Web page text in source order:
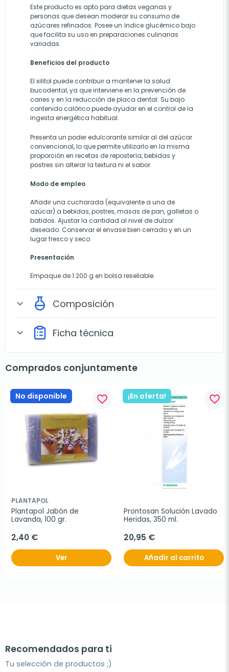
Este producto es apto para dietas veganas y
personas que desean moderar su consumo de
azúcares refinados. Posee un índice glucémico bajo
que facilita su uso en preparaciones culinarias
variadas.
Beneficios del producto
El xilitol puede contribuir a mantener la salud
bucodental, ya que interviene en la prevención de
caries y en la reducción de placa dental. Su bajo
contenido calórico puede ayudar en el control de la
ingesta energética habitual.
Presenta un poder edulcorante similar al del azúcar
convencional, lo que permite utilizarlo en la misma
proporción en recetas de repostería, bebidas y
postres sin alterar la textura ni el sabor.
Modo de empleo
Añadir una cucharada (equivalente a una de
azúcar) a bebidas, postres, masas de pan, galletas o
batidos. Ajustar la cantidad al nivel de dulzor
deseado. Conservar el envase bien cerrado y en un
lugar fresco y seco.
Presentación
Empaque de 1.200 g en bolsa resellable.
expand_more Composición
expand_more Ficha técnica
Comprados conjuntamente
No disponible favorite_border
PLANTAPOL
Plantapol Jabón de
Lavanda, 100 gr.
2,40 €
Ver
¡En oferta! favorite_border
Prontosan Solución Lavado
Heridas, 350 ml.
20,95 €
Añadir al carrito
Recomendados para ti
Tu selección de productos ;)